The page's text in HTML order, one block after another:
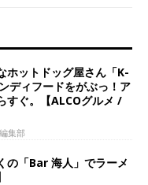
ホットドッグ屋さん「K-
ディフードをがぶっ！ア
すぐ。【ALCOグルメ /
集部
の「Bar 海人」でラーメ